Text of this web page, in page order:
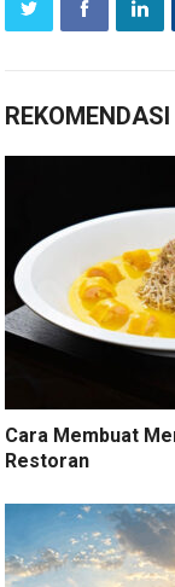
Cara Membuat
Restoran